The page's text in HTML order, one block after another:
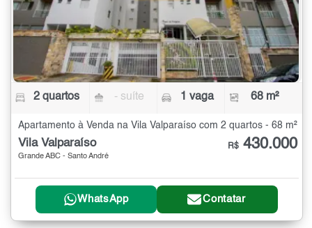
2 quartos - suíte 1 vaga 68 m²
Apartamento à Venda na Vila Valparaíso com 2 quartos - 68 m²
Vila Valparaíso
Grande ABC - Santo André
R$ 430.000
WhatsApp Contatar